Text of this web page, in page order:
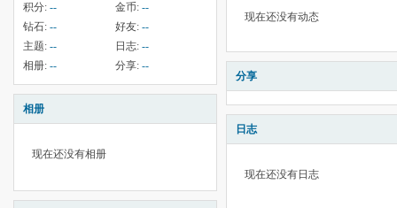
积分: -- 金币: --
钻石: -- 好友: --
主题: -- 日志: --
相册: -- 分享: --
相册
现在还没有相册
现在还没有动态
分享
日志
现在还没有日志